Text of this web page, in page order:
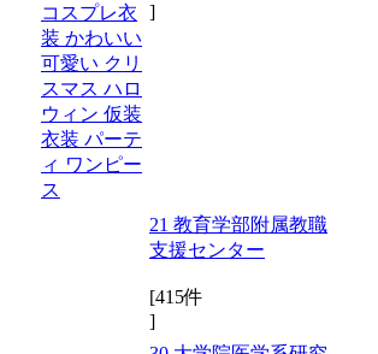
コスプレ衣
装 かわいい
可愛い クリ
スマス ハロ
ウィン 仮装
衣装 パーテ
ィ ワンピー
ス
]
21 教育学部附属教職
支援センター
[415件
]